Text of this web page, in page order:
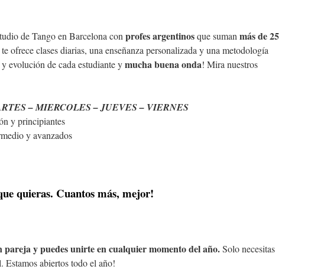
de Tango en Barcelona con profes argentinosque suman más de 25
ofrece clases diarias, una enseñanza personalizada y una metodología
evolución de cada estudiante ymucha buena onda! Mira nuestros
– MIERCOLES – JUEVES – VIERNES
y principiantes
y avanzados
quieras. Cuantos más, mejor!
pareja y puedes unirte en cualquier momento del año.Solo necesitas
Estamos abiertos todo el año!